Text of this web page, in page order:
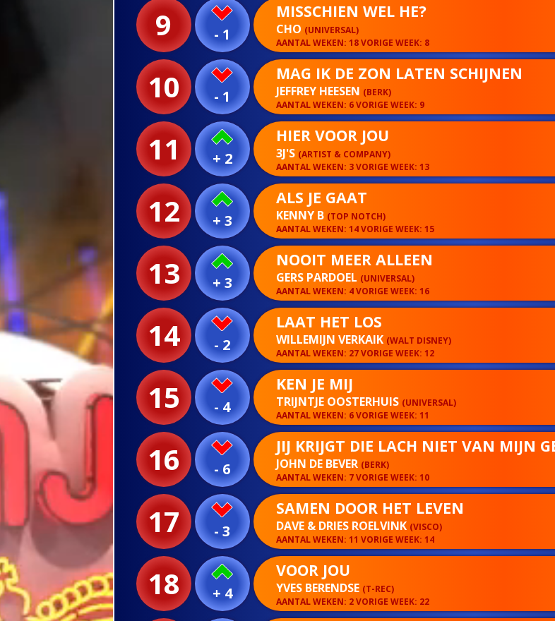
9 - 1
MISSCHIEN WEL HE?
CHO (UNIVERSAL)
AANTAL WEKEN: 18 VORIGE WEEK: 8
10 - 1
MAG IK DE ZON LATEN SCHIJNEN
JEFFREY HEESEN (BERK)
AANTAL WEKEN: 6 VORIGE WEEK: 9
11 + 2
HIER VOOR JOU
3J'S (ARTIST & COMPANY)
AANTAL WEKEN: 3 VORIGE WEEK: 13
12 + 3
ALS JE GAAT
KENNY B (TOP NOTCH)
AANTAL WEKEN: 14 VORIGE WEEK: 15
13 + 3
NOOIT MEER ALLEEN
GERS PARDOEL (UNIVERSAL)
AANTAL WEKEN: 4 VORIGE WEEK: 16
14 - 2
LAAT HET LOS
WILLEMIJN VERKAIK (WALT DISNEY)
AANTAL WEKEN: 27 VORIGE WEEK: 12
15 - 4
KEN JE MIJ
TRIJNTJE OOSTERHUIS (UNIVERSAL)
AANTAL WEKEN: 6 VORIGE WEEK: 11
16 - 6
JIJ KRIJGT DIE LACH NIET VAN MIJN
JOHN DE BEVER (BERK)
AANTAL WEKEN: 7 VORIGE WEEK: 10
17 - 3
SAMEN DOOR HET LEVEN
DAVE & DRIES ROELVINK (VISCO)
AANTAL WEKEN: 11 VORIGE WEEK: 14
18 + 4
VOOR JOU
YVES BERENDSE (T-REC)
AANTAL WEKEN: 2 VORIGE WEEK: 22